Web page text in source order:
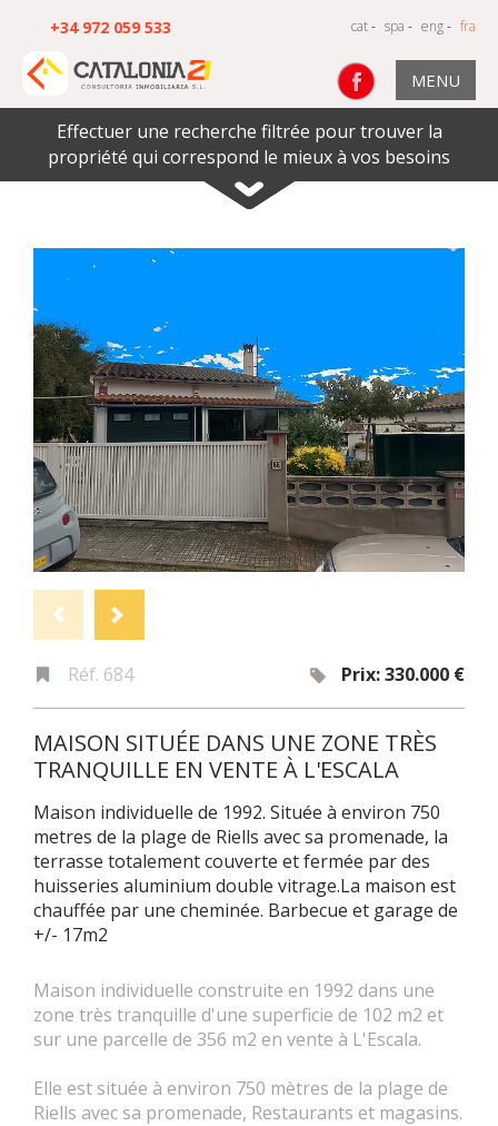
cat- spa - eng- fra
+34 972 059 533
MENU
Effectuer une recherche filtrée pour trouver la
propriété qui correspond le mieux à vos besoins
Réf. 684 Prix: 330.000 €
MAISON SITUÉE DANS UNE ZONE TRÈS
TRANQUILLE EN VENTE À L'ESCALA
Maison individuelle de 1992. Située à environ 750
metres de la plage de Riells avec sa promenade, la
terrasse totalement couverte et fermée par des
huisseries aluminium double vitrage.La maison est
chauffée par une cheminée. Barbecue et garage de
+/- 17m2
Maison individuelle construite en 1992 dans une
zone très tranquille d'une superficie de 102 m2 et
sur une parcelle de 356 m2 en vente à L'Escala.
Elle est située à environ 750 mètres de la plage de
Riells avec sa promenade, Restaurants et magasins.